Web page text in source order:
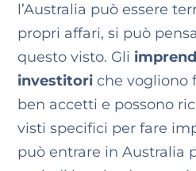
l’Australia può essere
propri affari, si può
questo visto. Gli
investitori che vogliono
ben accetti e possono
visti specifici per fare
può entrare in Australia